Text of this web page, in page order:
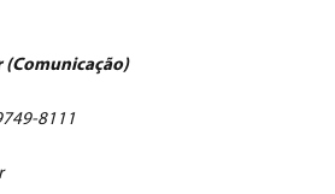
(Comunicação)
8111